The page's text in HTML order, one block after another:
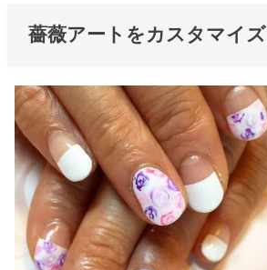
薔薇アートをカスタマイズ